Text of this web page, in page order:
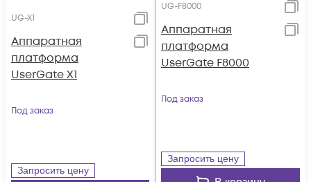
UG-X1
Аппаратная
платформа
UserGate X1
Под заказ
Запросить цену
UG-F8000
Аппаратная
платформа
UserGate F8000
Под заказ
Запросить цену